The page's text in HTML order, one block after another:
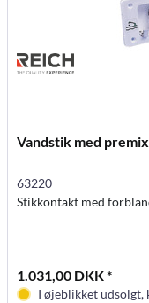
Vandstik med
63220
Stikkontakt med
1.031,00 DKK *
I øjeblikket udsolgt,